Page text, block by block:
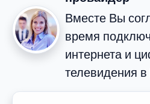
Вместе Вы
время
интернета и
телевидения